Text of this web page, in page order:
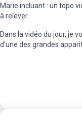
Marie incluant : un topo
à relever.
Dans la vidéo du jour, je
d'une des grandes